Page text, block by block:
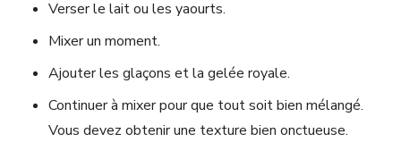
Verser le lait ou les yaourts.
Mixer un moment.
Ajouter les glaçons et la gelée royale.
Continuer à mixer pour que tout soit bien mélangé.
Vous devez obtenir une texture bien onctueuse.